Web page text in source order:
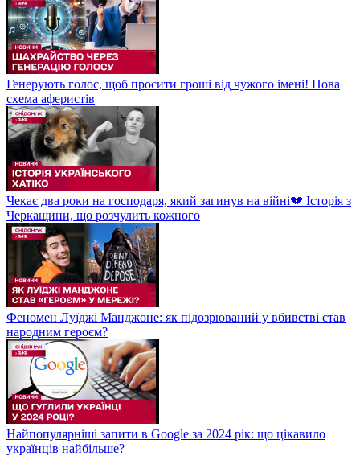
Генерують голос, щоб просити гроші від чужого імені! Нова
схема аферистів
Чекає два роки на господаря, який загинув на війні💔 Історія з
Черкащини, що розчулить кожного
Феномен Луїджі Манджоне: як підозрюваний у вбивстві став
народним героєм?
Найпопулярніші запити в Google за 2024 рік: що цікавило
українців найбільше?